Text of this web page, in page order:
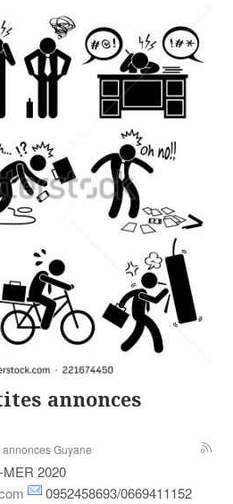
annonces
annonces Guyane
2020
0952458693/0669411152